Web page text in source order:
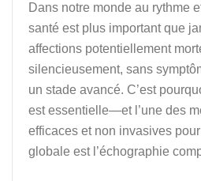
Dans notre monde au rythme
santé est plus important que
affections potentiellement
silencieusement, sans
un stade avancé. C’est
est essentielle—et l’une des
efficaces et non invasives
globale est l’échographie